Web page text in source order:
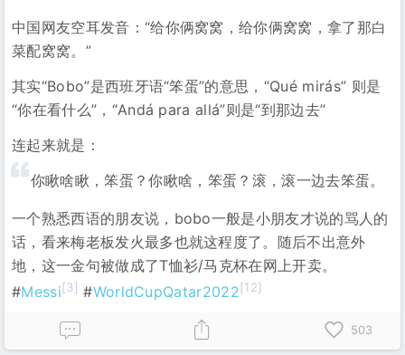
中国网友空耳发音：“给你俩窝窝，给你俩窝窝，拿了那白
菜配窝窝。”
其实“Bobo”是西班牙语“笨蛋”的意思，“Qué mirás” 则是
“你在看什么”，“Andá para allá”则是“到那边去”
连起来就是：
你瞅啥瞅，笨蛋？你瞅啥，笨蛋？滚，滚一边去笨蛋。
一个熟悉西语的朋友说，bobo一般是小朋友才说的骂人的
话，看来梅老板发火最多也就这程度了。随后不出意外
地，这一金句被做成了T恤衫/马克杯在网上开卖。
#Messi[3] #WorldCupQatar2022[12]
503